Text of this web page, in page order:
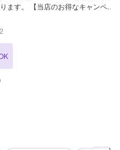
キャンペー
、ドライブペイ、ドライブオンの
くださいませ！ 【当店は認
港ポートタウンSSでは、分解整
トラブルにも幅広くご対応可能で